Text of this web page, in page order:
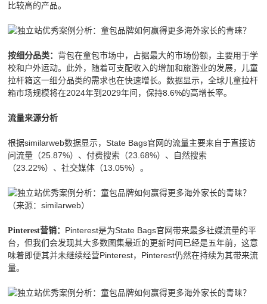
比较高的产品。
按细分品类：背包在童包市场中，占据最大的市场份额，主要用于学
校和户外运动。此外，随着可支配收入的增加和旅游业的发展，儿童
拉杆箱这一细分品类的需求也在快速增长。数据显示，全球儿童拉杆
箱市场规模将在2024年到2029年间，保持8.6%的高增长率。
流量来源分析
根据similarweb数据显示，State Bags官网的流量主要来自于直接访
问流量（25.87%）、付费搜索（23.68%）、自然搜索
（23.22%）、社交媒体（13.05%）。
（来源：similarweb）
Pinterest营销： Pinterest是为State Bags官网带来最多社媒流量的平
台，但我们会发现其大多数图集最近的更新时间已经是五年前，这意
味着即便其并未继续经营Pinterest，Pinterest仍然在持续为其带来流
量。